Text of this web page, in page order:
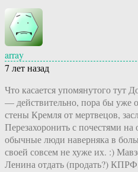
array
7 лет назад
Что касается упомянутого тут
— действительно, пора бы уже
стены Кремля от мертвецов,
Перезахоронить с почестями
обычные люди наверняка в
своей совсем не хуже их. :)
Ленина отдать (продать?)